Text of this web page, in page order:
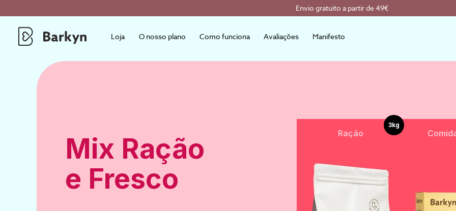
Envio gratuito a partir de 49€
Loja O nosso plano Como funciona Avaliações Manifesto
Mix Ração
e Fresco
3kg
Ração